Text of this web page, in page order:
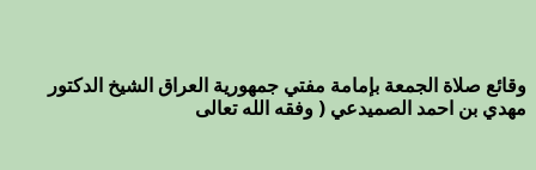
وقائع صلاة الجمعة بإمامة مفتي جمهورية العراق الشيخ الدكتور
مهدي بن احمد الصميدعي ( وفقه الله تعالى